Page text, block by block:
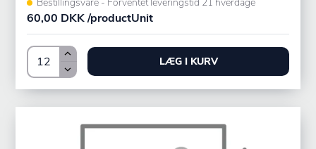
60,00 DKK /productUnit
LÆG I KURV